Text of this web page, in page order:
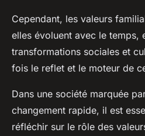
Cependant, les valeurs
elles évoluent avec le temps,
transformations sociales et
fois le reflet et le moteur de
Dans une société marquée
changement rapide, il est
réfléchir sur le rôle des